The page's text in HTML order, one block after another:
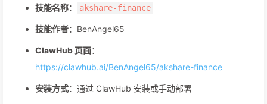
技能名称： akshare-finance
技能作者：BenAngel65
ClawHub 页面：
https://clawhub.ai/BenAngel65/akshare-finance
安装方式：通过 ClawHub 安装或手动部署